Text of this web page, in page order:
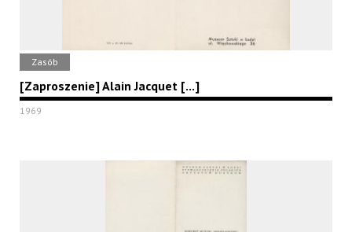
Zasób
[Zaproszenie] Alain Jacquet [...]
1969